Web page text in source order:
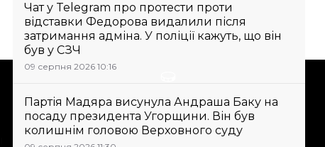
Чат у Telegram про протести проти
відставки Федорова видалили після
затримання адміна. У поліції кажуть, що він
був у СЗЧ
09 серпня 2026 10:16
Партія Мадяра висунула Андраша Баку на
посаду президента Угорщини. Він був
колишнім головою Верховного суду
Підтримай hromadske.
Ми працюємо для тебе та